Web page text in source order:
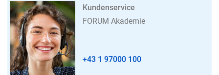
Kundenservice
FORUM Akademie
+43 1 97000 100